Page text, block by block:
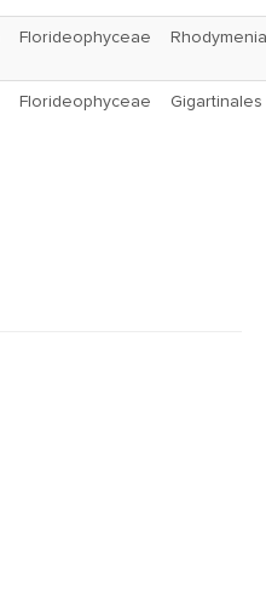
Florideophyceae
Florideophyceae Gigartinales